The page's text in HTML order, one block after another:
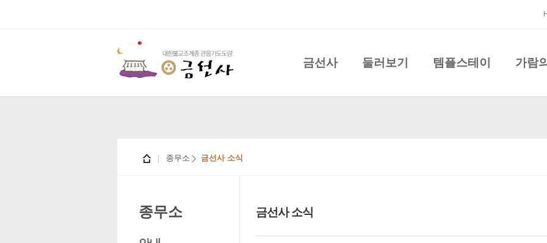
금선사 둘러보기 템플스테이 가람
종무소 금선사 소식
종무소 금선사 소식